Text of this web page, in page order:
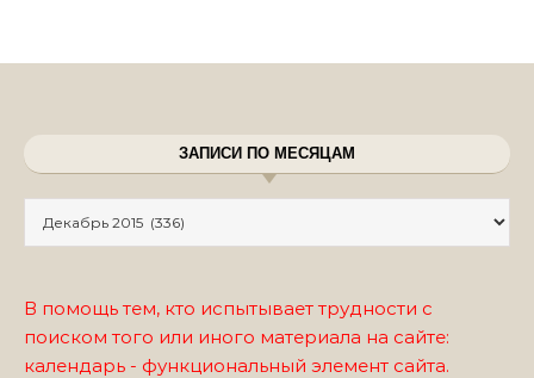
ЗАПИСИ ПО МЕСЯЦАМ
В помощь тем, кто испытывает трудности с
поиском того или иного материала на сайте:
календарь - функциональный элемент сайта.